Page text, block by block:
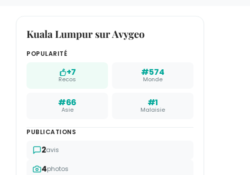
Kuala Lumpur sur Avygeo
POPULARITÉ
+7
Recos
#574
Monde
#66
Asie
#1
Malaisie
PUBLICATIONS
2avis
4photos